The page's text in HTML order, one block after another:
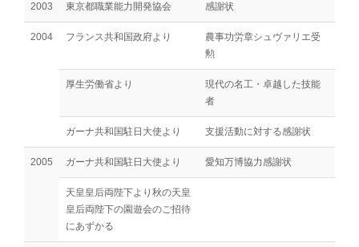
2003 東京都職業能力開発協会 感謝状
2004 フランス共和国政府より
農事功労章シュヴァリエ受
勲
厚生労働省より
現代の名工・卓越した技能
者
ガーナ共和国駐日大使より 支援活動に対する感謝状
2005 ガーナ共和国駐日大使より 愛知万博協力感謝状
天皇皇后両陛下より秋の天皇
皇后両陛下の園遊会のご招待
にあずかる